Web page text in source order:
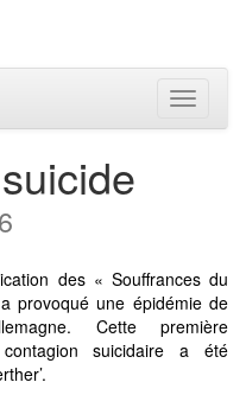
Toggle
des « Souffrances du
provoqué une épidémie de
Cette première
suicidaire a été